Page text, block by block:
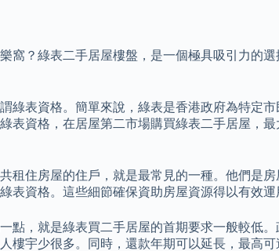
窩？綠表二手居屋樓盤，是一個極具吸引力的
綠表資格。簡單來說，綠表是香港政府為特定
表資格，在居屋第二市場購買綠表二手居屋，
租住房屋的住戶，就是最常見的一種。他們是
資格。這些細節確保資助房屋資源得以有效運
點，就是綠表買二手居屋的首期要求一般較低
宇少很多。同時，還款年期可以延長，最高